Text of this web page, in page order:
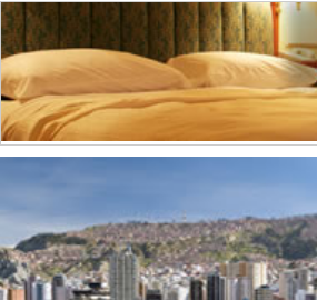
Elaboración de alimentos para animales
Electricidad(1)
Envasado y conservación de legumbres(2)
Fábrica de Ladrillos
Fotografías
Grasas Vegetales(1)
Hierro(2)